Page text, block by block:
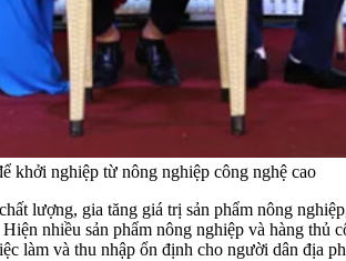
khởi nghiệp từ nông nghiệp công nghệ cao
lượng, gia tăng giá trị sản phẩm nông
nhiều sản phẩm nông nghiệp và hàng thủ
làm và thu nhập ổn định cho người dân địa